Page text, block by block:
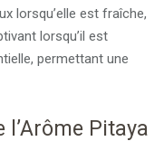
lorsqu’elle est fraîche,
lorsqu’il est
permettant une
Pitaya